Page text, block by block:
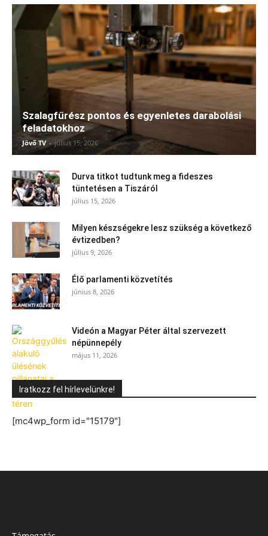
Szalagfűrész pontos és egyenletes darabolási
feladatokhoz
Jövő TV - július 15, 2026
Durva titkot tudtunk meg a fideszes
tüntetésen a Tiszáról
július 15, 2026
Milyen készségekre lesz szükség a következő
évtizedben?
július 9, 2026
Élő parlamenti közvetítés
június 8, 2026
Videón a Magyar Péter által szervezett
népünnepély
május 11, 2026
Iratkozz fel hírlevelünkre!
[mc4wp_form id="15179"]